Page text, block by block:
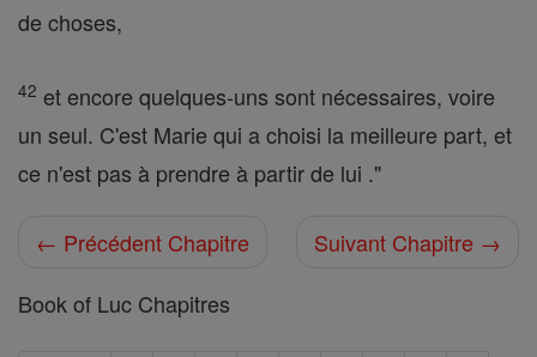
de choses,
42 et encore quelques-uns sont nécessaires, voire
un seul. C'est Marie qui a choisi la meilleure part, et
ce n'est pas à prendre à partir de lui ."
← Précédent Chapitre
Suivant Chapitre →
Book of Luc Chapitres